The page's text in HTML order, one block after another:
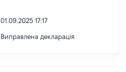
01.09.2025 17:17
Виправлена декларація